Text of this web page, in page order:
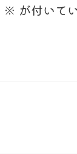
※ が付いて